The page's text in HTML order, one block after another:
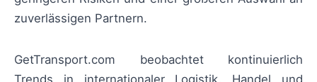
zuverlässigen Partnern.
GetTransport.com beobachtet kontinuierlich
Trends in internationaler Logistik, Handel und